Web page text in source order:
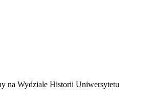
na Wydziale Historii Uniwersytetu